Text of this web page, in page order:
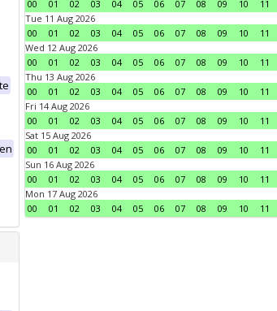
00
01 02 03 04 05 06 07 08 09 10 11
Tue 11 Aug 2026
00
01 02 03 04 05 06 07 08 09 10 11
Wed 12 Aug 2026
00
01 02 03 04 05 06 07 08 09 10 11
Thu 13 Aug 2026
00
01 02 03 04 05 06 07 08 09 10 11
Fri 14 Aug 2026
00
01 02 03 04 05 06 07 08 09 10 11
Sat 15 Aug 2026
00
01 02 03 04 05 06 07 08 09 10 11
Sun 16 Aug 2026
00
01 02 03 04 05 06 07 08 09 10 11
Mon 17 Aug 2026
00
01 02 03 04 05 06 07 08 09 10 11